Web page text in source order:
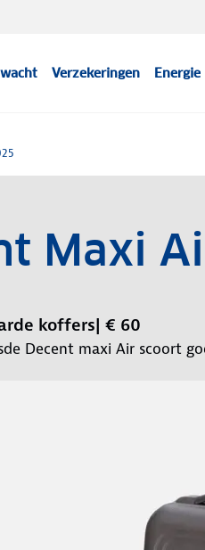
Verzekeringen Energie
Maxi
koffers| € 60
Decent maxi Air scoort